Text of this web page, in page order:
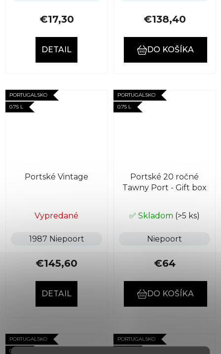
€17,30
DETAIL
€138,40
DO KOŠÍKA
PORTUGALSKO
0.75 L
Portské Vintage
Vypredané
1987 Niepoort
€145,60
DETAIL
PORTUGALSKO
0.75 L
Portské 20 ročné
Tawny Port - Gift box
✅ Skladom (>5 ks)
Niepoort
€64
DO KOŠÍKA
PORTUGALSKO
0.75 L
PORTUGALSKO